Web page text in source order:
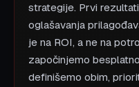
strategije. Prvi
oglašavanja
je na ROI, a ne na
započinjemo
definišemo obim,